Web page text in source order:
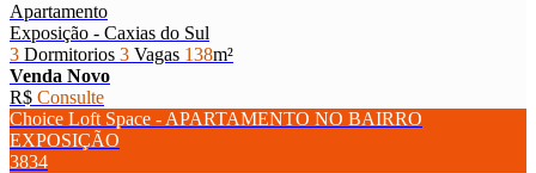
Apartamento
Exposição - Caxias do Sul
3 Dormitorios 3 Vagas 138m²
Venda Novo
R$ Consulte
Choice Loft Space - APARTAMENTO NO BAIRRO
EXPOSIÇÃO
3834